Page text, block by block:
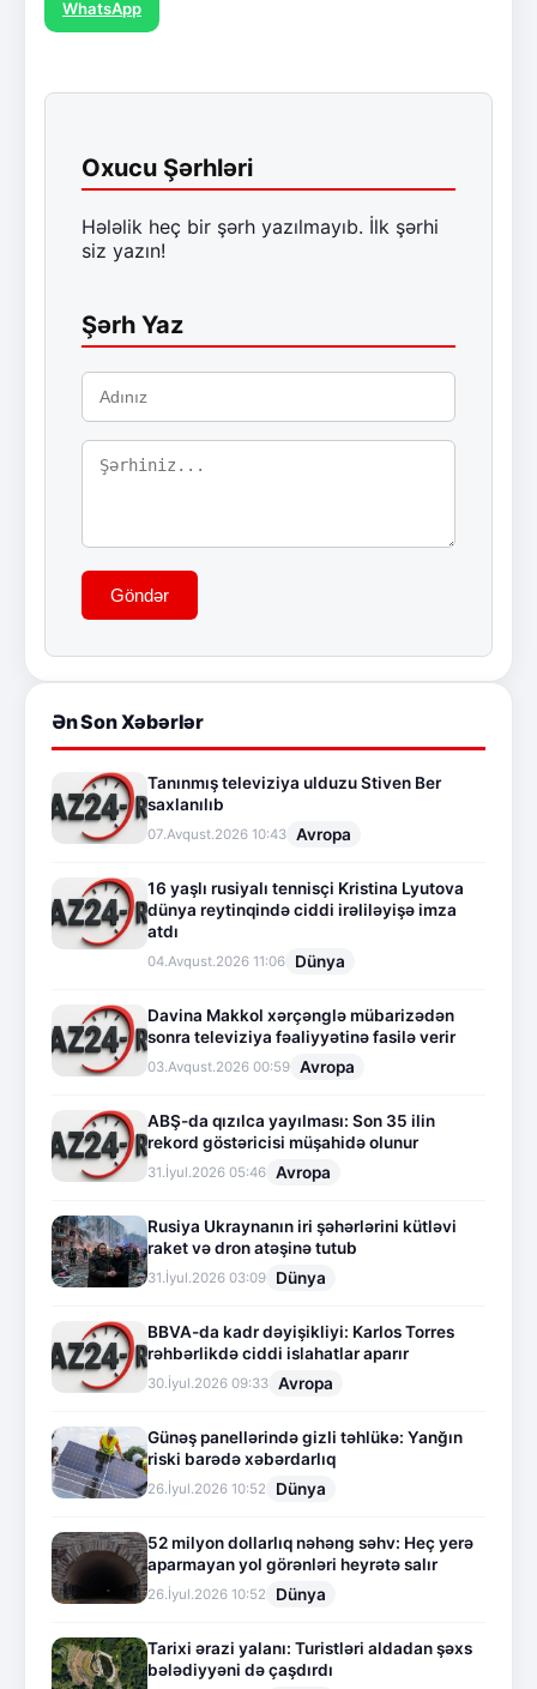
WhatsApp
Oxucu Şərhləri
Hələlik heç bir şərh yazılmayıb. İlk şərhi
siz yazın!
Şərh Yaz
Göndər
Ən Son Xəbərlər
Tanınmış televiziya ulduzu Stiven Ber
saxlanılıb
07.Avqust.2026 10:43 Avropa
16 yaşlı rusiyalı tennisçi Kristina Lyutova
dünya reytinqində ciddi irəliləyişə imza
atdı
04.Avqust.2026 11:06 Dünya
Davina Makkol xərçənglə mübarizədən
sonra televiziya fəaliyyətinə fasilə verir
03.Avqust.2026 00:59 Avropa
ABŞ-da qızılca yayılması: Son 35 ilin
rekord göstəricisi müşahidə olunur
31.İyul.2026 05:46 Avropa
Rusiya Ukraynanın iri şəhərlərini kütləvi
raket və dron atəşinə tutub
31.İyul.2026 03:09 Dünya
BBVA-da kadr dəyişikliyi: Karlos Torres
rəhbərlikdə ciddi islahatlar aparır
30.İyul.2026 09:33 Avropa
Günəş panellərində gizli təhlükə: Yanğın
riski barədə xəbərdarlıq
26.İyul.2026 10:52 Dünya
52 milyon dollarlıq nəhəng səhv: Heç yerə
aparmayan yol görənləri heyrətə salır
26.İyul.2026 10:52 Dünya
Tarixi ərazi yalanı: Turistləri aldadan şəxs
bələdiyyəni də çaşdırdı